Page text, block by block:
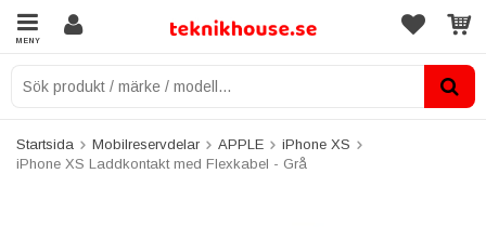
MENY
Startsida Mobilreservdelar APPLE
iPhone XS
iPhone XS Laddkontakt med Flexkabel - Grå